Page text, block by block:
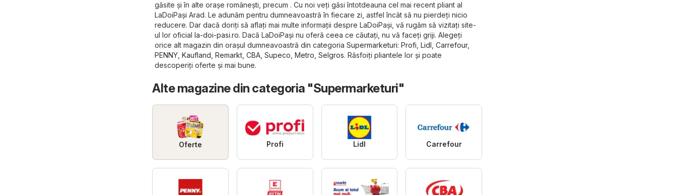
găsite și în alte orașe românești, precum . Cu noi veți găsi întotdeauna cel mai recent pliant al
LaDoiPași Arad. Le adunăm pentru dumneavoastră în fiecare zi, astfel încât să nu pierdeți nicio
reducere. Dar dacă doriți să aflați mai multe informații despre LaDoiPași, vă rugăm să vizitați site-
ul lor oficial
la-doi-pasi.ro. Dacă LaDoiPași nu oferă ceea ce căutați, nu vă faceți griji. Alegeți
orice alt magazin din orașul dumneavoastră din categoria Supermarketuri: Profi, Lidl , Carrefour,
PENNY, Kaufland, Remarkt, CBA, Supeco, Metro, Selgros. Răsfoiți pliantele lor și poate
descoperiți oferte și mai bune.
Alte magazine din categoria "Supermarketuri"
Oferte Profi Lidl Carrefour